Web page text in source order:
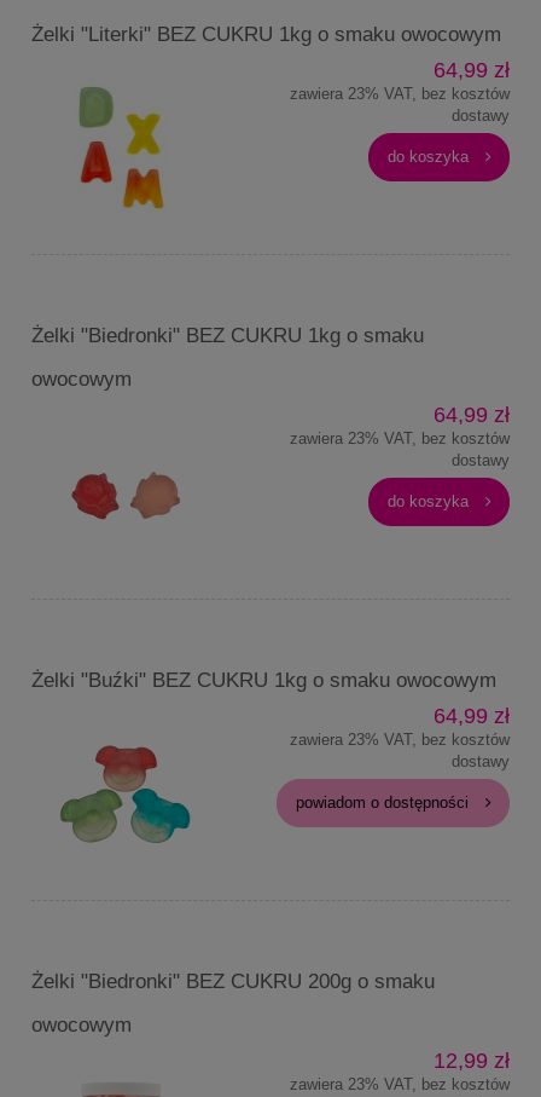
Żelki "Literki" BEZ CUKRU 1kg o smaku owocowym
64,99 zł
zawiera 23% VAT, bez kosztów
dostawy
do koszyka
Żelki "Biedronki" BEZ CUKRU 1kg o smaku
owocowym
64,99 zł
zawiera 23% VAT, bez kosztów
dostawy
do koszyka
Żelki "Buźki" BEZ CUKRU 1kg o smaku owocowym
64,99 zł
zawiera 23% VAT, bez kosztów
dostawy
powiadom o dostępności
Żelki "Biedronki" BEZ CUKRU 200g o smaku
owocowym
12,99 zł
zawiera 23% VAT, bez kosztów